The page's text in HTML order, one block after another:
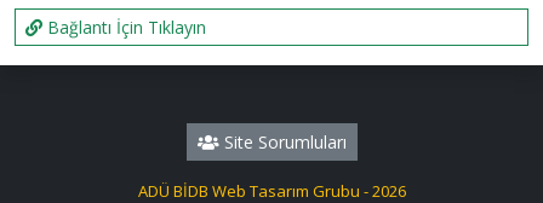
Bağlantı İçin Tıklayın
Site Sorumluları
ADÜ BİDB Web Tasarım Grubu - 2026